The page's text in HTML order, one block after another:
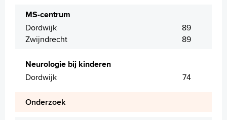
MS-centrum
Dordwijk
89
Zwijndrecht
89
Neurologie bij kinderen
Dordwijk
74
Onderzoek